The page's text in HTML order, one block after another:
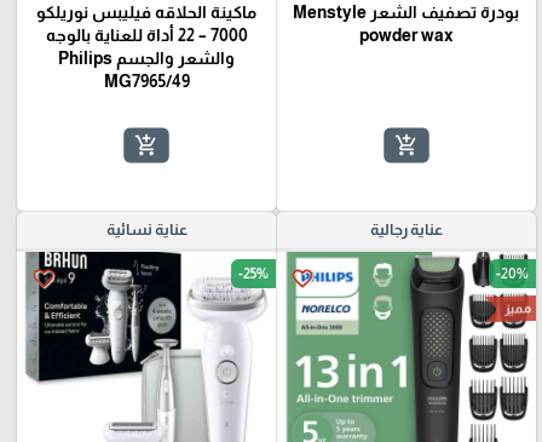
بودرة تصفيف الشعر Menstyle
powder wax
add_shopping_cart
ماكينة الحلاقه فيليبس نوريلكو
7000 – 22 أداة للعناية بالوجه
والشعر والجسم Philips
MG7965/49
add_shopping_cart
عناية رجالية
favorite_border -20%
مميز
عناية نسائية
favorite_border -25%